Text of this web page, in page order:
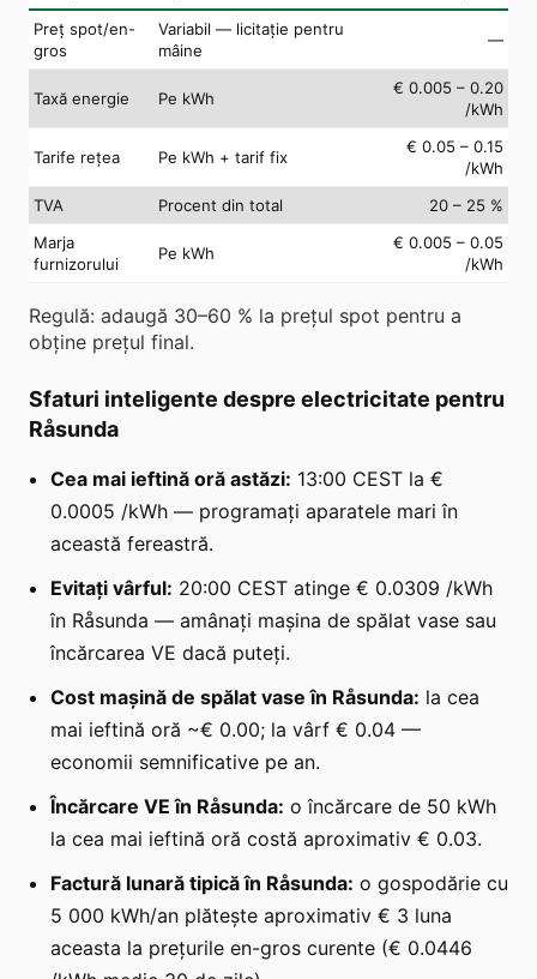
Preț spot/en-
gros
Variabil — licitație pentru
mâine
—
Taxă energie Pe kWh
€ 0.005 – 0.20
/kWh
Tarife rețea Pe kWh + tarif fix
€ 0.05 – 0.15
/kWh
TVA
Procent din total
20 – 25 %
Marja
furnizorului
Pe kWh
€ 0.005 – 0.05
/kWh
Regulă: adaugă 30–60 % la prețul spot pentru a
obține prețul final.
Sfaturi inteligente despre electricitate pentru
Råsunda
Cea mai ieftină oră astăzi: 13:00 CEST la €
0.0005 /kWh — programați aparatele mari în
această fereastră.
Evitați vârful: 20:00 CEST atinge € 0.0309 /kWh
în Råsunda — amânați mașina de spălat vase sau
încărcarea VE dacă puteți.
Cost mașină de spălat vase în Råsunda: la cea
mai ieftină oră ~€ 0.00; la vârf € 0.04 —
economii semnificative pe an.
Încărcare VE în Råsunda: o încărcare de 50 kWh
la cea mai ieftină oră costă aproximativ € 0.03.
Factură lunară tipică în Råsunda: o gospodărie cu
5 000 kWh/an plătește aproximativ € 3 luna
aceasta la prețurile en-gros curente (€ 0.0446